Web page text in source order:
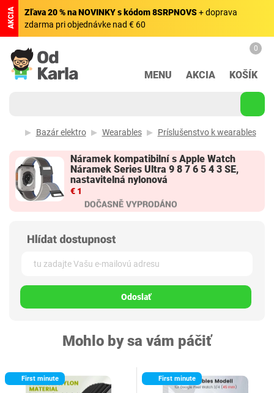
AKCIA Zľava 20 % na NOVINKY s kódom 8SRPNOVS+ doprava
zdarma pri objednávke nad € 60
MENU AKCIA
0
KOŠÍK
Bazár elektro Wearables Príslušenstvo k wearables
Náramek kompatibilní s Apple Watch
Náramek Series Ultra 9 8 7 6 5 4 3 SE,
nastavitelná nylonová
€ 1
Odoslať
Mohlo by sa vám páčiť
First minute First minute